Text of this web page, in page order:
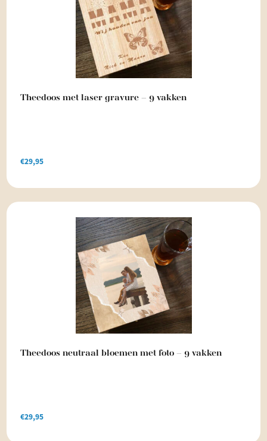
Theedoos met laser gravure – 9 vakken
€29,95
Theedoos neutraal bloemen met foto – 9 vakken
€29,95